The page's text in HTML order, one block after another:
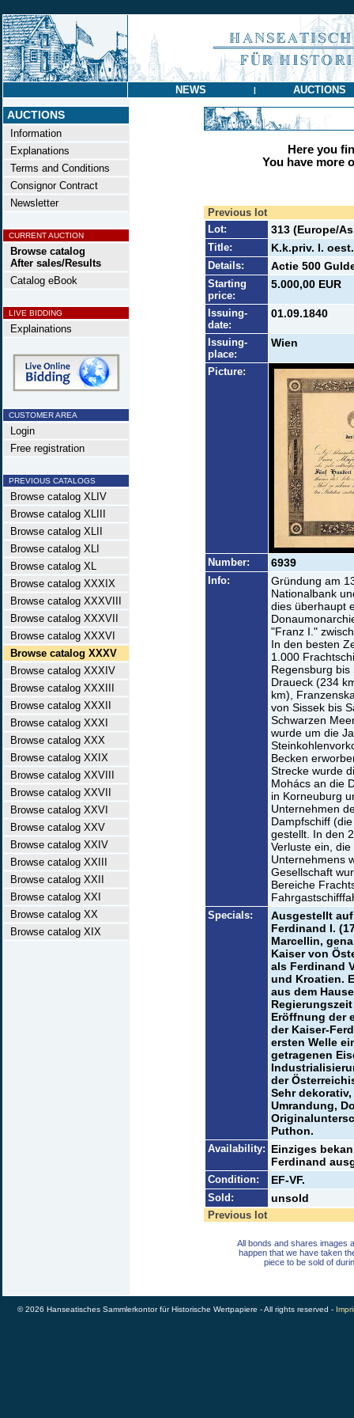
NEWS | AUCTIONS
AUCTIONS
Information
Explanations
Terms and Conditions
Consignor Contract
Newsletter
CURRENT AUCTION
Browse catalog
After sales/Results
Catalog eBook
LIVE BIDDING
Explainations
CUSTOMER AREA
Login
Free registration
PREVIOUS CATALOGS
Browse catalog XLIV
Browse catalog XLIII
Browse catalog XLII
Browse catalog XLI
Browse catalog XL
Browse catalog XXXIX
Browse catalog XXXVIII
Browse catalog XXXVII
Browse catalog XXXVI
Browse catalog XXXV
Browse catalog XXXIV
Browse catalog XXXIII
Browse catalog XXXII
Browse catalog XXXI
Browse catalog XXX
Browse catalog XXIX
Browse catalog XXVIII
Browse catalog XXVII
Browse catalog XXVI
Browse catalog XXV
Browse catalog XXIV
Browse catalog XXIII
Browse catalog XXII
Browse catalog XXI
Browse catalog XX
Browse catalog XIX
Here you
You have more
Previous lot
Lot:
313 (Europe/
Title: K.k.priv. I.
Details: Actie 500
Starting
price:
5.000,00 EUR
Issuing-
date:
01.09.1840
Issuing-
place:
Wien
Picture:
Number: 6939
Info:
Gründung am
Nationalbank
dies überhaupt
"Franz I."
In den besten
1.000
Regensburg
Draueck (234
km),
von Sissek bis
Schwarzen
wurde um die
Becken
Strecke wurde
Mohács an die
in Korneuburg
Unternehmen
Dampfschiff
gestellt. In den
Verluste ein,
Unternehmens
Gesellschaft
Bereiche
Specials:
Ausgestellt
Ferdinand I.
Marcellin,
Kaiser von
als Ferdinand
und Kroatien.
aus dem
Eröffnung der
der Kaiser-
ersten Welle
getragenen
der
Sehr
Umrandung,
Puthon.
Availability: Einziges
Ferdinand
Condition: EF-VF.
Sold: unsold
Previous lot
All bonds and shares images
happen that we have taken
piece to be sold of
© 2026 Hanseatisches Sammlerkontor für Historische Wertpapiere - All rights reserved -